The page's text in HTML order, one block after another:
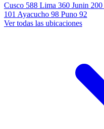
Cusco 588 Lima 360 Junin 200
101 Ayacucho 98 Puno 92
Ver todas las ubicaciones